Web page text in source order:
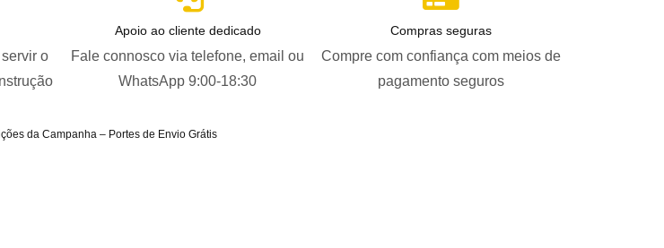
o
Apoio ao cliente dedicado
Fale connosco via telefone, email ou
WhatsApp 9:00-18:30
Compras seguras
Compre com confiança com meios de
pagamento seguros
da Campanha – Portes de Envio Grátis